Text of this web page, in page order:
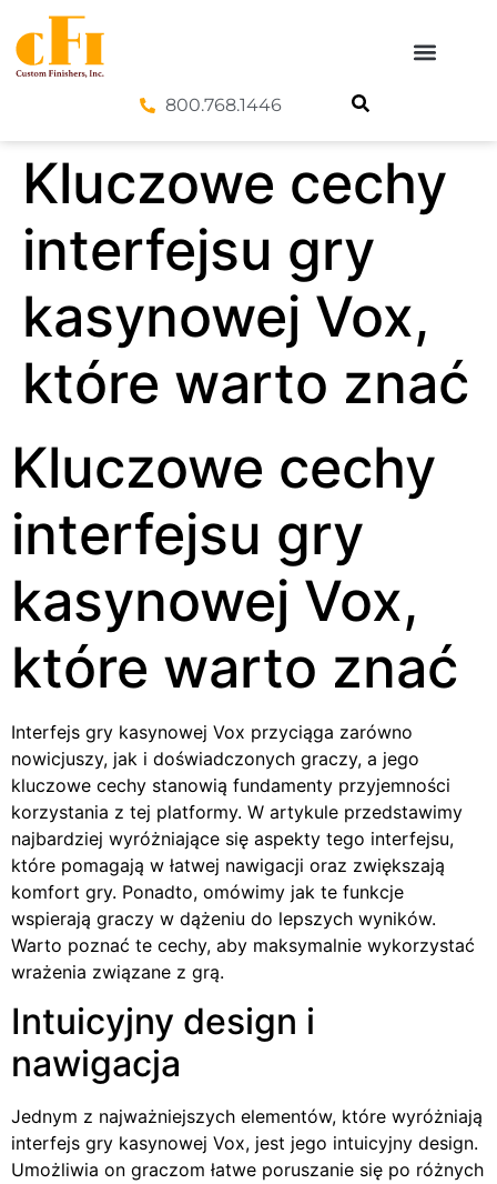
800.768.1446
Kluczowe cechy
interfejsu gry
kasynowej Vox,
które warto znać
Kluczowe cechy
interfejsu gry
kasynowej Vox,
które warto znać
Interfejs gry kasynowej Vox przyciąga zarówno
nowicjuszy, jak i doświadczonych graczy, a jego
kluczowe cechy stanowią fundamenty przyjemności
korzystania z tej platformy. W artykule przedstawimy
najbardziej wyróżniające się aspekty tego interfejsu,
które pomagają w łatwej nawigacji oraz zwiększają
komfort gry. Ponadto, omówimy jak te funkcje
wspierają graczy w dążeniu do lepszych wyników.
Warto poznać te cechy, aby maksymalnie wykorzystać
wrażenia związane z grą.
Intuicyjny design i
nawigacja
Jednym z najważniejszych elementów, które wyróżniają
interfejs gry kasynowej Vox, jest jego intuicyjny design.
Umożliwia on graczom łatwe poruszanie się po różnych